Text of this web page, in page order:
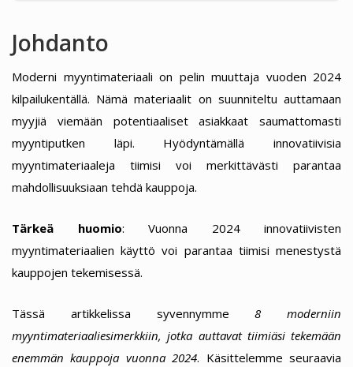
Johdanto
Moderni myyntimateriaali on pelin muuttaja vuoden 2024
kilpailukentällä. Nämä materiaalit on suunniteltu auttamaan
myyjiä viemään potentiaaliset asiakkaat saumattomasti
myyntiputken läpi. Hyödyntämällä innovatiivisia
myyntimateriaaleja tiimisi voi merkittävästi parantaa
mahdollisuuksiaan tehdä kauppoja.
Tärkeä huomio: Vuonna 2024 innovatiivisten
myyntimateriaalien käyttö voi parantaa tiimisi menestystä
kauppojen tekemisessä.
Tässä artikkelissa syvennymme8 moderniin
myyntimateriaaliesimerkkiin, jotka auttavat tiimiäsi tekemään
enemmän kauppoja vuonna 2024. Käsittelemme seuraavia